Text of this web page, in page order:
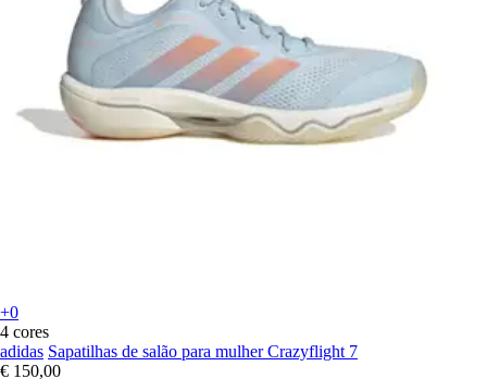
+0
4 cores
adidas Sapatilhas de salão para mulher Crazyflight 7
€ 150,00